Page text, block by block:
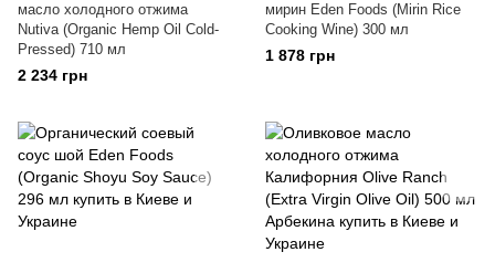
масло холодного отжима
Nutiva (Organic Hemp Oil Cold-
Pressed) 710 мл
2 234 грн
мирин Eden Foods (Mirin Rice
Cooking Wine) 300 мл
1 878 грн